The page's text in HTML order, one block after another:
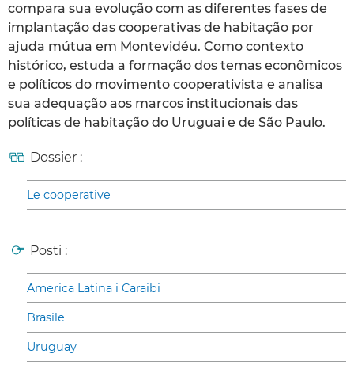
compara sua evolução com as diferentes fases de
implantação das cooperativas de habitação por
ajuda mútua em Montevidéu. Como contexto
histórico, estuda a formação dos temas econômicos
e políticos do movimento cooperativista e analisa
sua adequação aos marcos institucionais das
políticas de habitação do Uruguai e de São Paulo.
Dossier :
Le cooperative
Posti :
America Latina i Caraibi
Brasile
Uruguay